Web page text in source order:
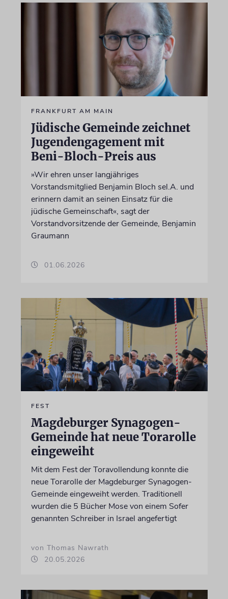
FRANKFURT AM MAIN
Jüdische Gemeinde zeichnet
Jugendengagement mit
Beni-Bloch-Preis aus
»Wir ehren unser langjähriges
Vorstandsmitglied Benjamin Bloch sel.A. und
erinnern damit an seinen Einsatz für die
jüdische Gemeinschaft«, sagt der
Vorstandvorsitzende der Gemeinde, Benjamin
Graumann
01.06.2026
FEST
Magdeburger Synagogen-
Gemeinde hat neue Torarolle
eingeweiht
Mit dem Fest der Toravollendung konnte die
neue Torarolle der Magdeburger Synagogen-
Gemeinde eingeweiht werden. Traditionell
wurden die 5 Bücher Mose von einem Sofer
genannten Schreiber in Israel angefertigt
von Thomas Nawrath
20.05.2026